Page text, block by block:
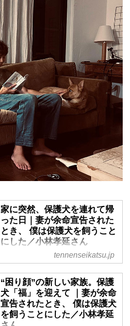
家に突然、保護犬を連れて帰
った日｜妻が余命宣告された
とき、 僕は保護犬を飼うこと
にした／小林孝延さん
妻・薫さんの末期ガン闘病中、絶
んとその家族を救ったのは、モデ
ルでデザイナーの雅姫さんのすす
めで出会った、一匹の保護犬でし
た。小林家に「アンズ」を連れて
tennenseikatsu.jp
“困り顔”の新しい家族。保護
犬「福」を迎えて ｜妻が余命
宣告されたとき、 僕は保護犬
を飼うことにした／小林孝延